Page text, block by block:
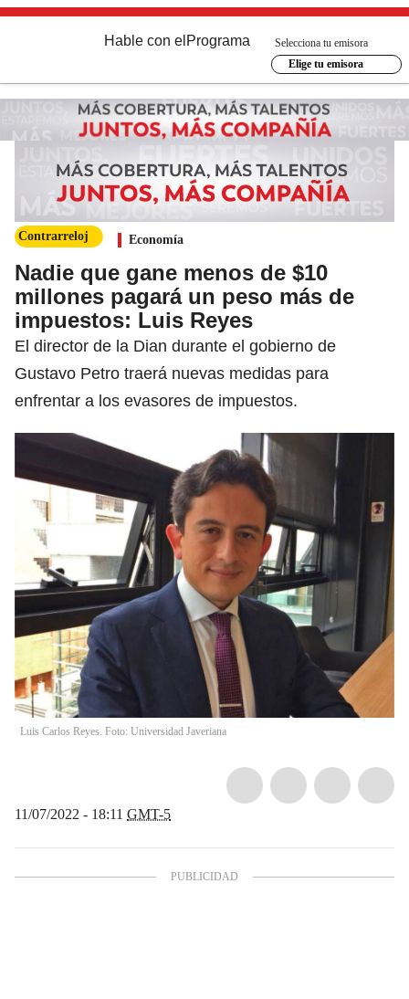
Hable con el Programa
Selecciona tu emisora
Elige tu emisora
Contrarreloj Economía
Nadie que gane menos de $10
millones pagará un peso más de
impuestos: Luis Reyes
El director de la Dian durante el gobierno de
Gustavo Petro traerá nuevas medidas para
enfrentar a los evasores de impuestos.
Luis Carlos Reyes. Foto: Universidad Javeriana
11/07/2022 - 18:11 GMT-5